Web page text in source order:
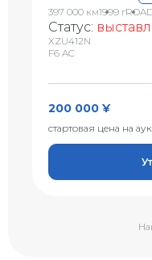
397 000 км1999 г
Статус:
XZU412N
F6 AC
200 000 ¥
стартовая цена на